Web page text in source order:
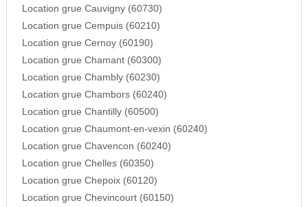
Location grue Cauvigny (60730)
Location grue Cempuis (60210)
Location grue Cernoy (60190)
Location grue Chamant (60300)
Location grue Chambly (60230)
Location grue Chambors (60240)
Location grue Chantilly (60500)
Location grue Chaumont-en-vexin (60240)
Location grue Chavencon (60240)
Location grue Chelles (60350)
Location grue Chepoix (60120)
Location grue Chevincourt (60150)